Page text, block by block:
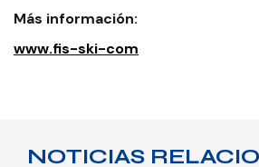
Más información:
www.fis-ski-com
NOTICIAS